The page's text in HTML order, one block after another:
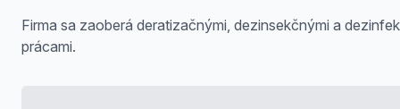
Firma sa zaoberá deratizačnými, dezinsekčnými a
prácami.